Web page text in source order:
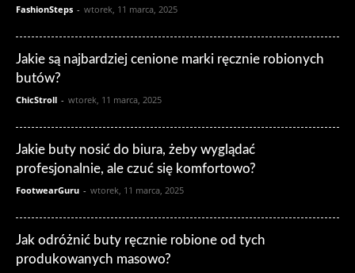
FashionSteps - wtorek, 11 marca, 2025
Jakie są najbardziej cenione marki ręcznie robionych
butów?
ChicStroll - wtorek, 11 marca, 2025
Jakie buty nosić do biura, żeby wyglądać
profesjonalnie, ale czuć się komfortowo?
FootwearGuru - wtorek, 11 marca, 2025
Jak odróżnić buty ręcznie robione od tych
produkowanych masowo?